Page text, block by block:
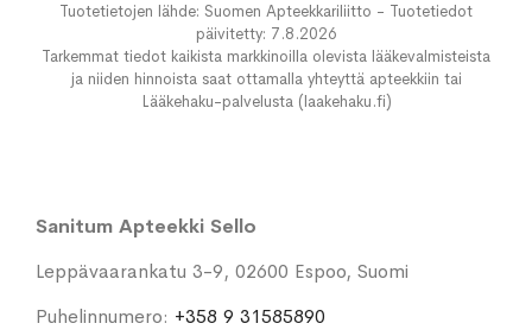
Tuotetietojen lähde: Suomen Apteekkariliitto - Tuotetiedot
päivitetty: 7.8.2026
Tarkemmat tiedot kaikista markkinoilla olevista lääkevalmisteista
ja niiden hinnoista saat ottamalla yhteyttä apteekkiin tai
Lääkehaku-palvelusta (laakehaku.fi)
Sanitum Apteekki Sello
Leppävaarankatu 3-9, 02600 Espoo, Suomi
Puhelinnumero: +358 9 31585890